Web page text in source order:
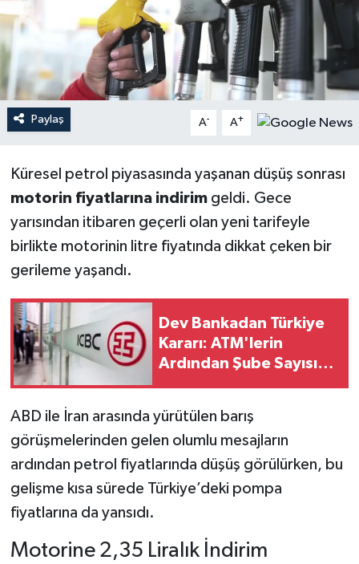
Paylaş A- A+
Küresel petrol piyasasında yaşanan düşüş sonrası
motorin fiyatlarına indirimgeldi. Gece
yarısından itibaren geçerli olan yeni tarifeyle
birlikte motorinin litre fiyatında dikkat çeken bir
gerileme yaşandı.
Dev Bankadan Türkiye
Kararı: ATM'lerin
Ardından Şube Sayısı
ABD ile İran arasında yürütülen barış
görüşmelerinden gelen olumlu mesajların
ardından petrol fiyatlarında düşüş görülürken, bu
gelişme kısa sürede Türkiye’deki pompa
fiyatlarına da yansıdı.
Motorine 2,35 Liralık İndirim